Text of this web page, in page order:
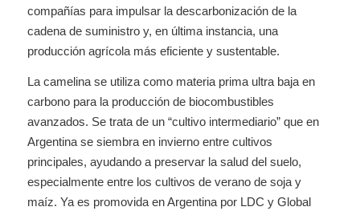
compañías para impulsar la descarbonización de la
cadena de suministro y, en última instancia, una
producción agrícola más eficiente y sustentable.
La camelina se utiliza como materia prima ultra baja en
carbono para la producción de biocombustibles
avanzados. Se trata de un “cultivo intermediario” que en
Argentina se siembra en invierno entre cultivos
principales, ayudando a preservar la salud del suelo,
especialmente entre los cultivos de verano de soja y
maíz. Ya es promovida en Argentina por LDC y Global